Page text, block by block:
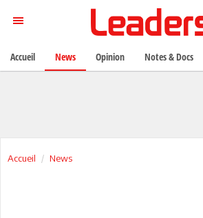
Accueil News
Accueil News Opinion Notes & Docs